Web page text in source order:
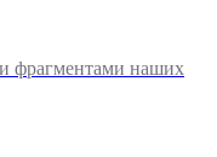
фрагментами наших